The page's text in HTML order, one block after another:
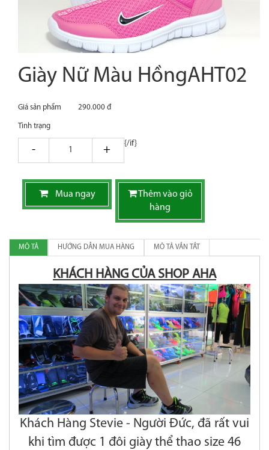
Giày Nữ Màu HồngAHT02
Giá sản phẩm 290.000 đ
Tình trạng
giam tang
{/if}
Mua ngay
Thêm vào giỏ
hàng
MÔ TẢ HƯỚNG DẪN MUA HÀNG MÔ TẢ VẮN TẮT
KHÁCH HÀNG CỦA SHOP AHA
Khách Hàng Stevie - Người Đức, đã rất vui
khi tìm được 1 đôi giày thể thao size 46